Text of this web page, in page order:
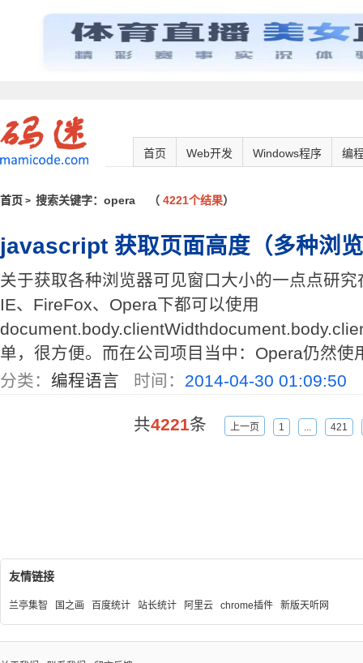
首页 Web开发 Windows程序 编
首页 > 搜索关键字：opera （ 4221个结果）
javascript 获取页面高度（多种浏
关于获取各种浏览器可见窗口大小的一点点研
IE、FireFox、Opera下都可以使用
单，很方便。而在公司项目当中：Opera仍然
分类： 编程语言 时间： 2014-04-30 01:09:50
共4221条 上一页 1 ... 421
友情链接
兰亭集智 国之画 百度统计 站长统计 阿里云 chrome插件 新版天听网